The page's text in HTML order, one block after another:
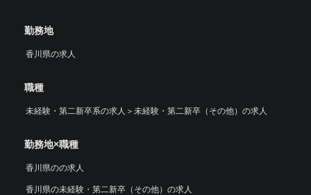
勤務地
香川県の求人
職種
未経験・第二新卒系の求人 ＞ 未経験・第二新卒（その他）の求人
勤務地×職種
香川県のの求人
香川県の未経験・第二新卒（その他）の求人